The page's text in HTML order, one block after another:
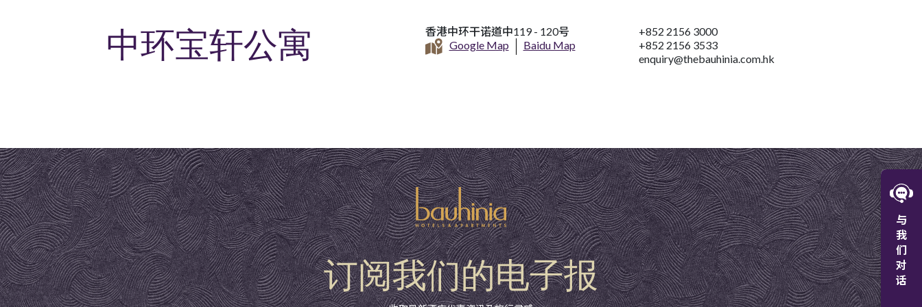
中环宝轩公寓
香港中环干诺道中119 - 120号
Google Map
Baidu Map
+852 2156 3000
+852 2156 3533
enquiry@thebauhinia.com.hk
订阅我们的电子报
与
我
们
对
话